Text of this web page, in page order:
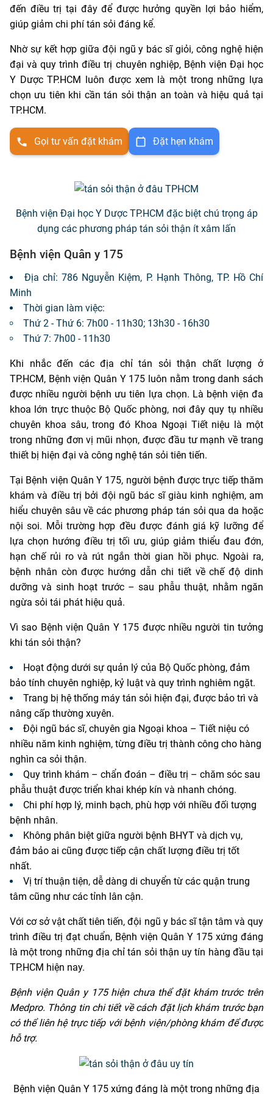
đến điều trị tại đây để được hưởng quyền lợi bảo hiểm,
giúp giảm chi phí tán sỏi đáng kể.
Nhờ sự kết hợp giữa đội ngũ y bác sĩ giỏi, công nghệ hiện
đại và quy trình điều trị chuyên nghiệp, Bệnh viện Đại học
Y Dược TP.HCM luôn được xem là một trong những lựa
chọn ưu tiên khi cần tán sỏi thận an toàn và hiệu quả tại
TP.HCM.
Gọi tư vấn đặt khám Đặt hẹn khám
Bệnh viện Đại học Y Dược TP.HCM đặc biệt chú trọng áp
dụng các phương pháp tán sỏi thận ít xâm lấn
Bệnh viện Quân y 175
Địa chỉ: 786 Nguyễn Kiệm, P. Hạnh Thông, TP. Hồ Chí
Minh
Thời gian làm việc:
Thứ 2 - Thứ 6: 7h00 - 11h30; 13h30 - 16h30
Thứ 7: 7h00 - 11h30
Khi nhắc đến các địa chỉ tán sỏi thận chất lượng ở
TP.HCM, Bệnh viện Quân Y 175 luôn nằm trong danh sách
được nhiều người bệnh ưu tiên lựa chọn. Là bệnh viện đa
khoa lớn trực thuộc Bộ Quốc phòng, nơi đây quy tụ nhiều
chuyên khoa sâu, trong đó Khoa Ngoại Tiết niệu là một
trong những đơn vị mũi nhọn, được đầu tư mạnh về trang
thiết bị hiện đại và công nghệ tán sỏi tiên tiến.
Tại Bệnh viện Quân Y 175, người bệnh được trực tiếp thăm
khám và điều trị bởi đội ngũ bác sĩ giàu kinh nghiệm, am
hiểu chuyên sâu về các phương pháp tán sỏi qua da hoặc
nội soi. Mỗi trường hợp đều được đánh giá kỹ lưỡng để
lựa chọn hướng điều trị tối ưu, giúp giảm thiểu đau đớn,
hạn chế rủi ro và rút ngắn thời gian hồi phục. Ngoài ra,
bệnh nhân còn được hướng dẫn chi tiết về chế độ dinh
dưỡng và sinh hoạt trước – sau phẫu thuật, nhằm ngăn
ngừa sỏi tái phát hiệu quả.
Vì sao Bệnh viện Quân Y 175 được nhiều người tin tưởng
khi tán sỏi thận?
Hoạt động dưới sự quản lý của Bộ Quốc phòng, đảm
bảo tính chuyên nghiệp, kỷ luật và quy trình nghiêm ngặt.
Trang bị hệ thống máy tán sỏi hiện đại, được bảo trì và
nâng cấp thường xuyên.
Đội ngũ bác sĩ, chuyên gia Ngoại khoa – Tiết niệu có
nhiều năm kinh nghiệm, từng điều trị thành công cho hàng
nghìn ca sỏi thận.
Quy trình khám – chẩn đoán – điều trị – chăm sóc sau
phẫu thuật được triển khai khép kín và nhanh chóng.
Chi phí hợp lý, minh bạch, phù hợp với nhiều đối tượng
bệnh nhân.
Không phân biệt giữa người bệnh BHYT và dịch vụ,
đảm bảo ai cũng được tiếp cận chất lượng điều trị tốt
nhất.
Vị trí thuận tiện, dễ dàng di chuyển từ các quận trung
tâm cũng như các tỉnh lân cận.
Với cơ sở vật chất tiên tiến, đội ngũ y bác sĩ tận tâm và quy
trình điều trị đạt chuẩn, Bệnh viện Quân Y 175 xứng đáng
là một trong những địa chỉ tán sỏi thận uy tín hàng đầu tại
TP.HCM hiện nay.
Bệnh viện Quân y 175 hiện chưa thể đặt khám trước trên
Medpro. Thông tin chi tiết về cách đặt lịch khám trước bạn
có thể liên hệ trực tiếp với bệnh viện/phòng khám để được
hỗ trợ.
Bệnh viện Quân Y 175 xứng đáng là một trong những địa